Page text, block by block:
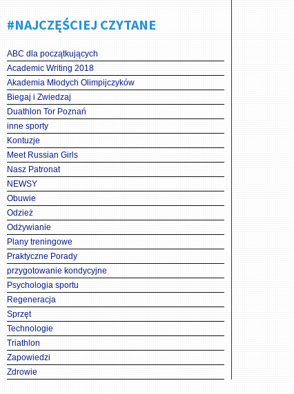
#NAJCZĘŚCIEJ CZYTANE
ABC dla początkujących
Academic Writing 2018
Akademia Młodych Olimpijczyków
Biegaj i Zwiedzaj
Duathlon Tor Poznań
inne sporty
Kontuzje
Meet Russian Girls
Nasz Patronat
NEWSY
Obuwie
Odzież
Odżywianie
Plany treningowe
Praktyczne Porady
przygotowanie kondycyjne
Psychologia sportu
Regeneracja
Sprzęt
Technologie
Triathlon
Zapowiedzi
Zdrowie